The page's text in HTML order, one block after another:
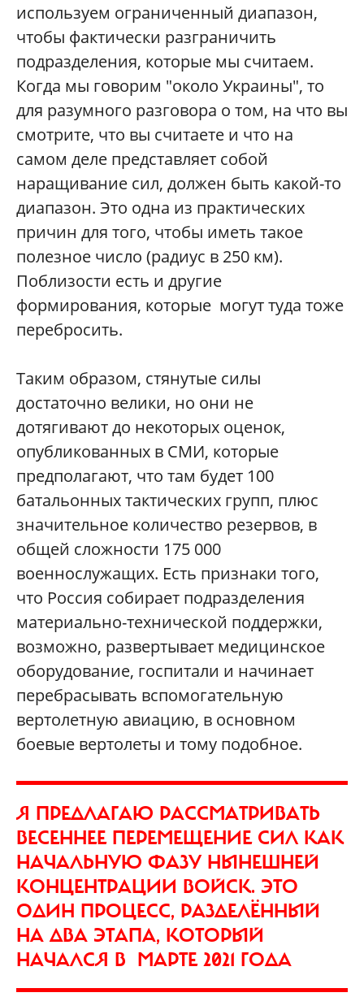
используем ограниченный диапазон,
чтобы фактически разграничить
подразделения, которые мы считаем.
Когда мы говорим "около Украины", то
для разумного разговора о том, на что вы
смотрите, что вы считаете и что на
самом деле представляет собой
наращивание сил, должен быть какой-то
диапазон. Это одна из практических
причин для того, чтобы иметь такое
полезное число (радиус в 250 км).
Поблизости есть и другие
формирования, которые могут туда тоже
перебросить.
Таким образом, стянутые силы
достаточно велики, но они не
дотягивают до некоторых оценок,
опубликованных в СМИ, которые
предполагают, что там будет 100
батальонных тактических групп, плюс
значительное количество резервов, в
общей сложности 175 000
военнослужащих. Есть признаки того,
что Россия собирает подразделения
материально-технической поддержки,
возможно, развертывает медицинское
оборудование, госпитали и начинает
перебрасывать вспомогательную
вертолетную авиацию, в основном
боевые вертолеты и тому подобное.
Я ПРЕДЛАГАЮ РАССМАТРИВАТЬ
ВЕСЕННЕЕ ПЕРЕМЕЩЕНИЕ СИЛ КАК
НАЧАЛЬНУЮ ФАЗУ НЫНЕШНЕЙ
КОНЦЕНТРАЦИИ ВОЙСК. ЭТО
ОДИН ПРОЦЕСС, РАЗДЕЛЁННЫЙ
НА ДВА ЭТАПА, КОТОРЫЙ
НАЧАЛСЯ В МАРТЕ 2021 ГОДА